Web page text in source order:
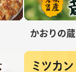
かおりの蔵